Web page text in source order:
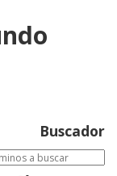
Buscador